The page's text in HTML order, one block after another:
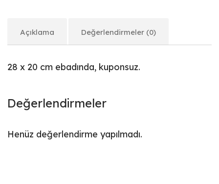
Açıklama Değerlendirmeler (0)
28 x 20 cm ebadında, kuponsuz.
Değerlendirmeler
Henüz değerlendirme yapılmadı.